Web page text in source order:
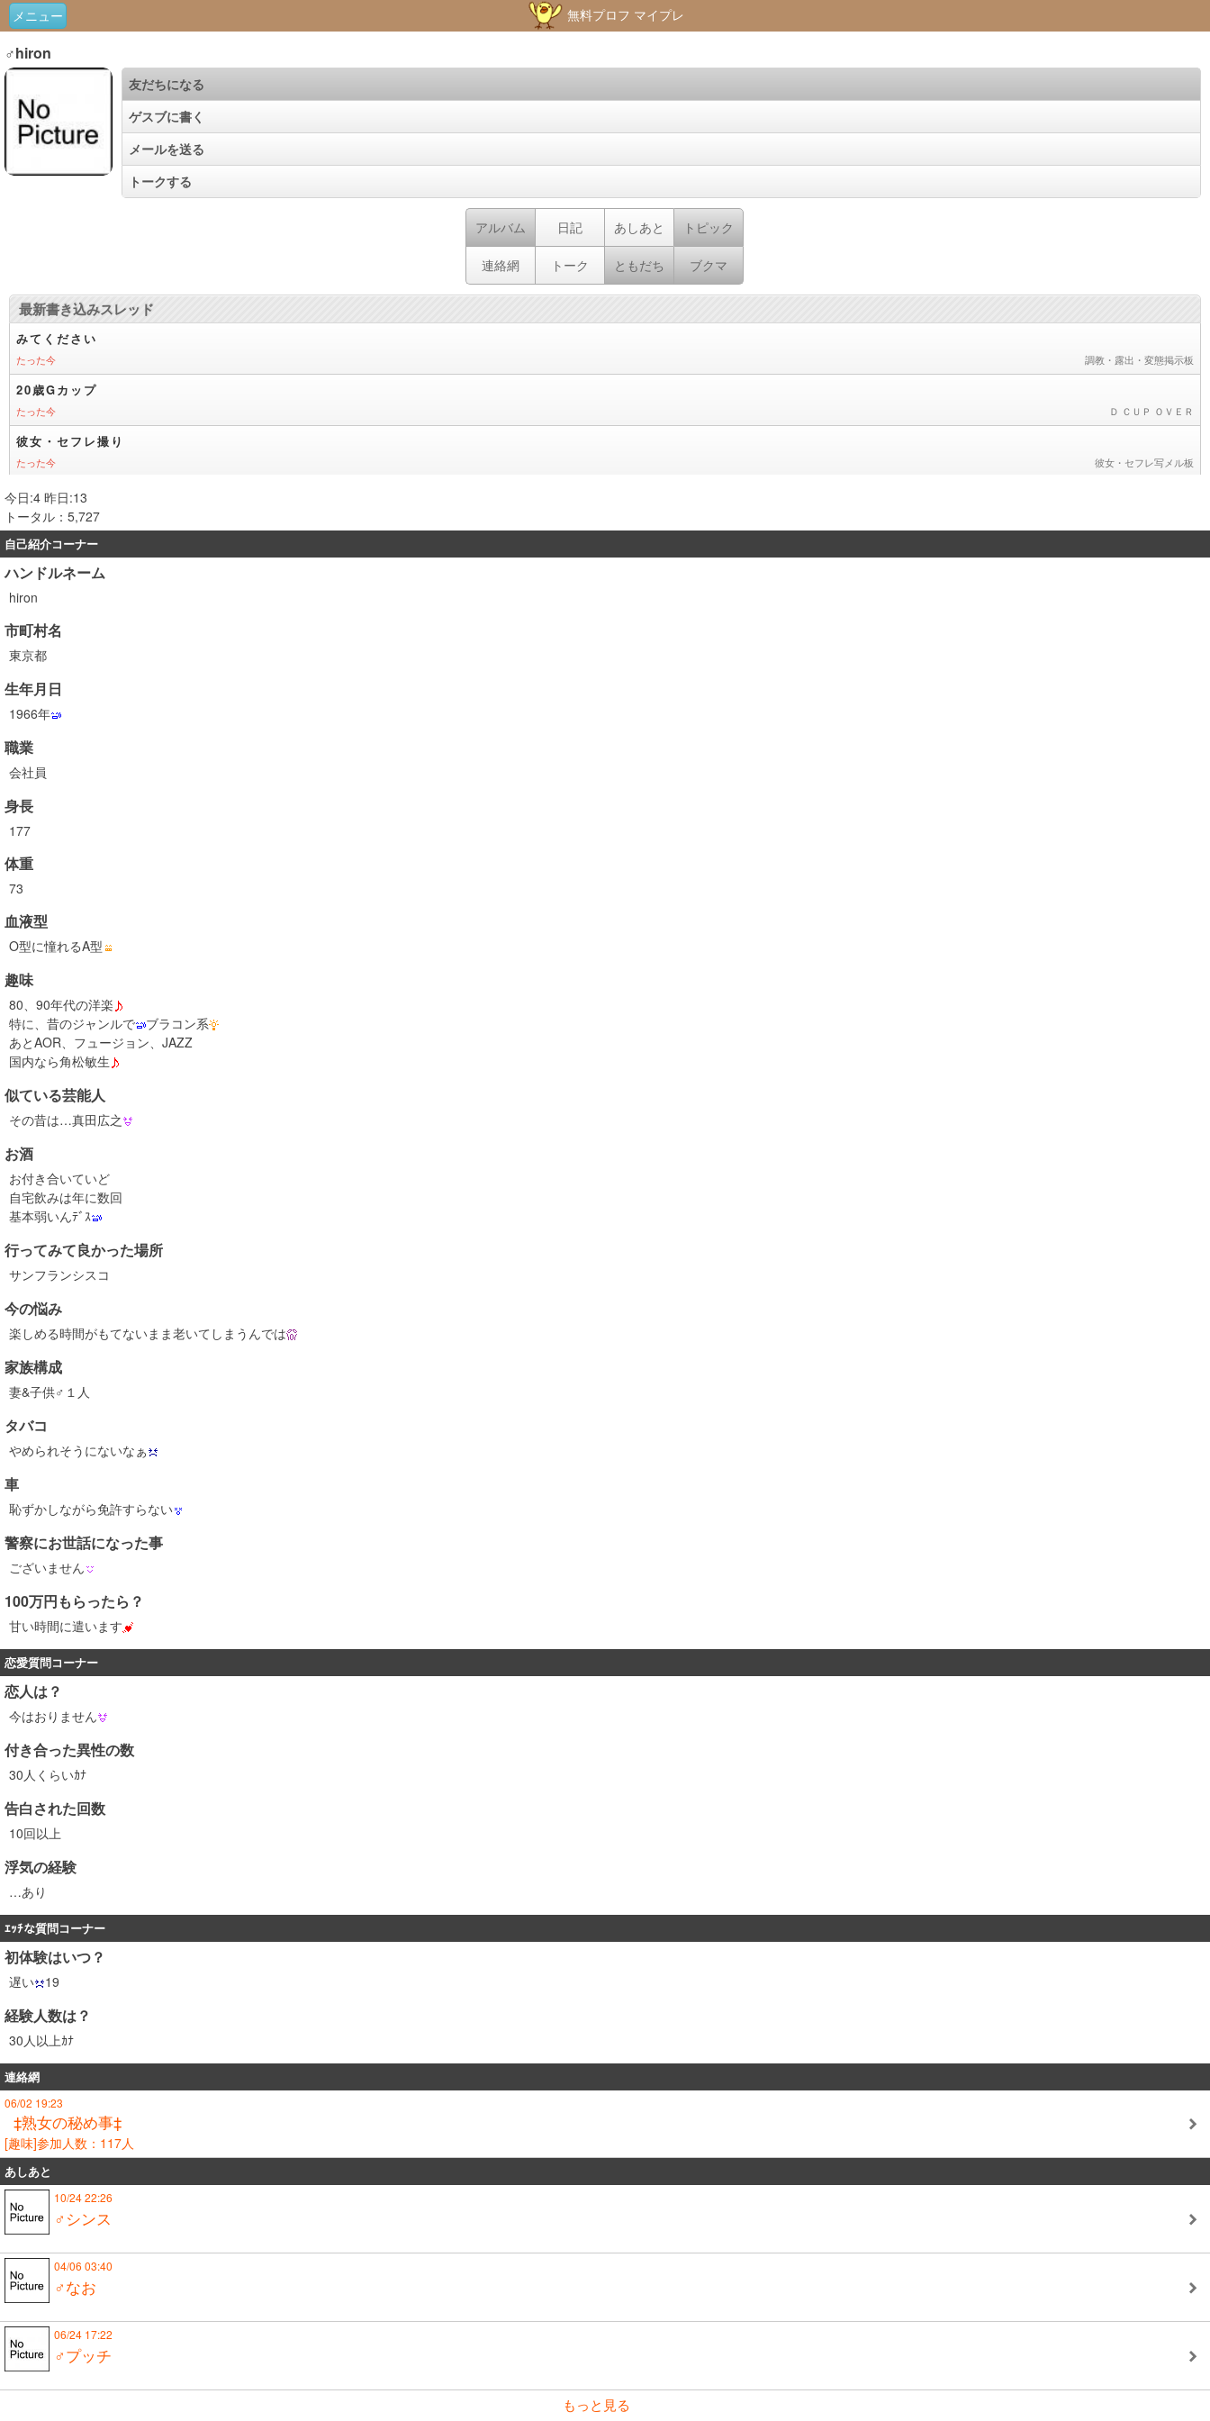
メニュー 無料プロフ マイプレ
♂hiron
友だちになる
ゲスブに書く
メールを送る
トークする
アルバム 日記 あしあと トピック
連絡網 トーク ともだち ブクマ
今日:4 昨日:13
トータル：5,727
自己紹介コーナー
ハンドルネーム
hiron
市町村名
東京都
生年月日
1966年
職業
会社員
身長
177
体重
73
血液型
O型に憧れるA型
趣味
80、90年代の洋楽
特に、昔のジャンルで
ブラコン系
あとAOR、フュージョン、JAZZ
国内なら角松敏生
似ている芸能人
その昔は…真田広之
お酒
お付き合いていど
自宅飲みは年に数回
基本弱いんﾃﾞｽ
行ってみて良かった場所
サンフランシスコ
今の悩み
楽しめる時間がもてないまま老いてしまうんでは
家族構成
妻&子供♂１人
タバコ
やめられそうにないなぁ
車
恥ずかしながら免許すらない
警察にお世話になった事
ございません
100万円もらったら？
甘い時間に遣います
恋愛質問コーナー
恋人は？
今はおりません
付き合った異性の数
30人くらいｶﾅ
告白された回数
10回以上
浮気の経験
…あり
ｴｯﾁな質問コーナー
初体験はいつ？
遅い 19
経験人数は？
30人以上ｶﾅ
連絡網
06/02 19:23
‡熟女の秘め事‡
[趣味]参加人数：117人
あしあと
10/24 22:26
♂シンス
04/06 03:40
♂なお
06/24 17:22
♂プッチ
もっと見る